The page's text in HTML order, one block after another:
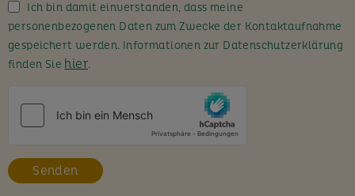
e
d
i
e
e
l
Ich bin damit einverstanden, dass meine
personenbezogenen Daten zum Zwecke der Kontaktaufnahme
gespeichert werden. Informationen zur Datenschutzerklärung
finden Sie hier.